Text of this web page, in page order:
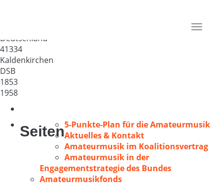
Toggle
Deutschland
41334
Kaldenkirchen
DSB
1853
1958
Seiten5-Punkte-Plan für die Amateurmusik
Aktuelles & Kontakt
Amateurmusik im Koalitionsvertrag
Amateurmusik in der
Engagementstrategie des Bundes
Amateurmusikfonds